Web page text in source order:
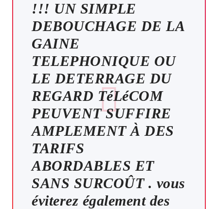
!!! UN SIMPLE
DEBOUCHAGE DE LA
GAINE
TELEPHONIQUE OU
LE DETERRAGE DU
REGARD TéLéCOM
PEUVENT SUFFIRE
AMPLEMENT À DES
TARIFS
ABORDABLES ET
SANS SURCOÛT . vous
éviterez également des